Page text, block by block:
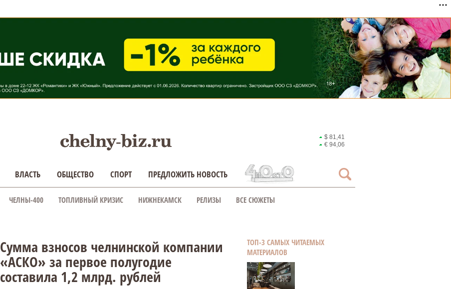
$ 81,41
€ 94,06
ВЛАСТЬ ОБЩЕСТВО СПОРТ ПРЕДЛОЖИТЬ НОВОСТЬ
ЧЕЛНЫ-400 ТОПЛИВНЫЙ КРИЗИС НИЖНЕКАМСК РЕЛИЗЫ ВСЕ СЮЖЕТЫ
Сумма взносов челнинской компании
«АСКО» за первое полугодие
составила 1,2 млрд. рублей
ТОП-3 САМЫХ ЧИТАЕМЫХ
МАТЕРИАЛОВ